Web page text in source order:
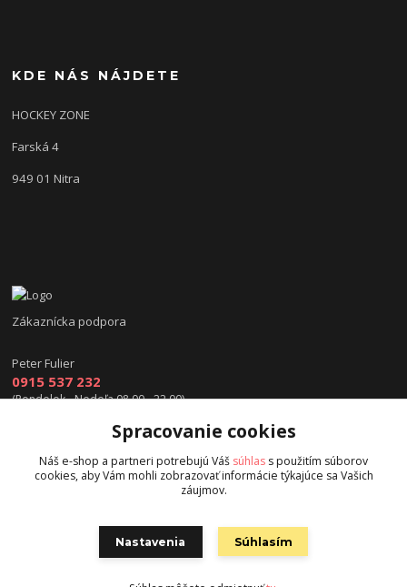
KDE NÁS NÁJDETE
HOCKEY ZONE
Farská 4
949 01 Nitra
Zákaznícka podpora
Peter Fulier
0915 537 232
(Pondelok - Nedeľa 08.00 - 22.00)
info@hokejexpert.sk
Spracovanie cookies
Náš e-shop a partneri potrebujú Váš súhlas s použitím súborov
cookies, aby Vám mohli zobrazovať informácie týkajúce sa Vašich
záujmov.
Nastavenia Súhlasím